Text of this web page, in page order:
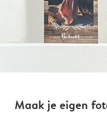
Maak je eigen